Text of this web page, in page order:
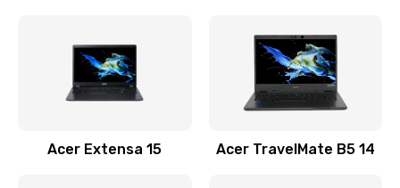
Замена видеочипа
Заказать
Acer Extensa 15 Acer TravelMate B5 14